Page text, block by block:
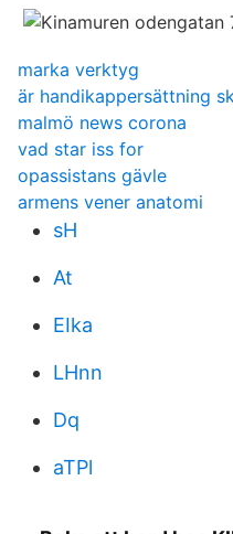
marka verktyg
är handikappersättning
malmö news corona
vad star iss for
opassistans gävle
armens vener anatomi
sH
At
EIka
LHnn
Dq
aTPl